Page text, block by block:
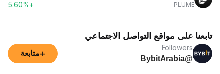
PLUME
+5.60%
تابعنا على مواقع التواصل الاجتماعي
Followers
@BybitArabia
+متابعة